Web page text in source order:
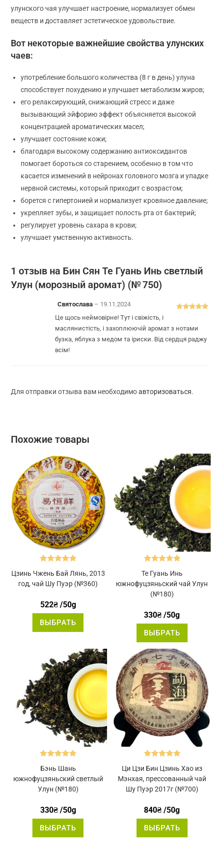
улунского чая улучшает настроение, нормализует обмен
веществ и доставляет эстетическое удовольствие.
Вот некоторые важнейшие свойства улунских
чаев:
употребление большого количества (8 г в день) улуна
способствует похудению и улучшает метаболизм жиров;
его релаксирующий, снижающий стресс и даже
вызывающий эйфорию эффект объясняется высокой
концентрацией ароматических масел;
улучшает состояние кожи;
благодаря высокому содержанию антиоксидантов
помогает бороться со старением, особенно в том что
касается изменений в нейронах головного мозга и упадке
нервной системы, который приходит с возрастом;
борется с гипертонией и нормализует кровяное давление;
укрепляет зубы, и защищает полость рта от бактерий;
регулирует уровень сахара в крови;
улучшает умственную активность.
1 отзыв на Бин Сян Те Гуань Инь светлый
Улун (морозный аромат) (№ 750)
Святослава – 19.11.2024
Це щось неймовірне! Тут і свіжість, і
маслянистість, і захоплюючій аромат з нотами
бузка, яблука з медом та іриски. Від сердця раджу
всім!
Для отправки отзыва вам необходимоавторизоваться.
Похожие товары
Цзинь Чжень Бай Лянь, 2013
год, чай Шу Пуэр (№360)
522₴/50g
ВЫБРАТЬ
имеет
Опции
можно
выбрать
на
странице
товара.
Те Гуань Инь
южнофуцзяньский чай Улун
(№180)
330₴ /50g
ВЫБРАТЬ
имеет
вариаций.
Опции
можно
выбрать
на
странице
товара.
Бэнь Шань
южнофуцзяньский светлый
Улун (№180)
330₴/50g
ВЫБРАТЬ
имеет
из 5
Ци Цзи Бин Цзинь Хао из
Мэнхая, прессованный чай
Шу Пуэр 2017г (№700)
840₴ /50g
ВЫБРАТЬ
имеет